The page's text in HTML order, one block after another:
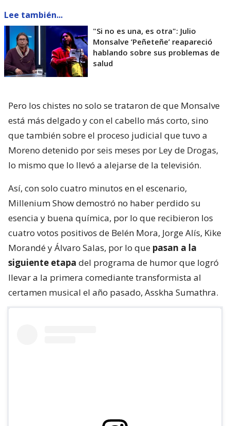
Lee también...
"Si no es una, es otra": Julio
Monsalve ’Peñeteñe’ reapareció
hablando sobre sus problemas de
salud
Pero los chistes no solo se trataron de que Monsalve
está más delgado y con el cabello más corto, sino
que también sobre el proceso judicial que tuvo a
Moreno detenido por seis meses por Ley de Drogas,
lo mismo que lo llevó a alejarse de la televisión.
Así, con solo cuatro minutos en el escenario,
Millenium Show demostró no haber perdido su
esencia y buena química, por lo que recibieron los
cuatro votos positivos de Belén Mora, Jorge Alís, Kike
Morandé y Álvaro Salas, por lo que pasan a la
siguiente etapa del programa de humor que logró
llevar a la primera comediante transformista al
certamen musical el año pasado, Asskha Sumathra.